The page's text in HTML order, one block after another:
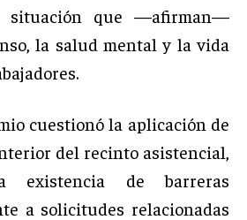
situación que —afirman—
la salud mental y la vida
cuestionó la aplicación de
del recinto asistencial,
existencia de barreras
a solicitudes relacionadas